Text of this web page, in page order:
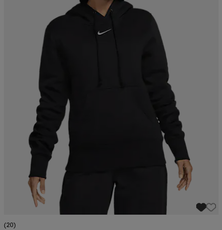
(20)